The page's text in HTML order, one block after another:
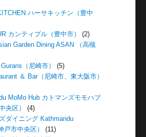
ハーサキッチン（豊中
カンティプル（豊中市）
(2)
Garden Dining ASAN （高槻
（尼崎市）
(5)
＆ Bar（尼崎市、東大阪市）
MoMo Hub カトマンズモモハブ
央区）
(4)
ダイニング Kathmandu
戸市中央区）
(11)